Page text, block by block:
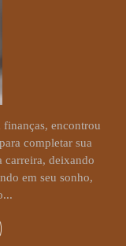
finanças, encontrou
completar sua
carreira, deixando
em seu sonho,